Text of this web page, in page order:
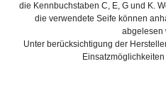
die Kennbuchstaben C, E, G und K.
die verwendete Seife können
abgelesen
Unter berücksichtigung der